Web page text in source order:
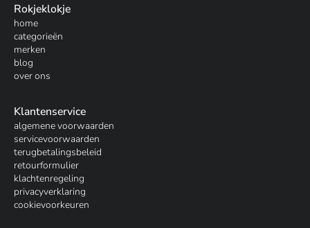
Rokjeklokje
home
categorieën
merken
blog
over ons
Klantenservice
algemene voorwaarden
servicevoorwaarden
terugbetalingsbeleid
retourformulier
klachtenregeling
privacyverklaring
cookievoorkeuren